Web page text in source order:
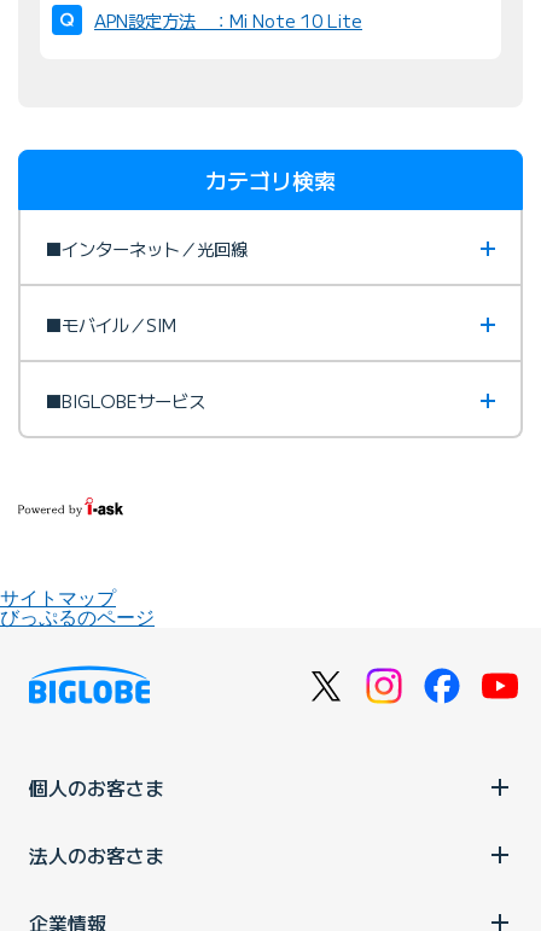
APN設定方法 ：Mi Note 10 Lite
カテゴリ検索
■インターネット／光回線
■モバイル／SIM
■BIGLOBEサービス
サイトマップ
びっぷるのページ
個人のお客さま
法人のお客さま
企業情報